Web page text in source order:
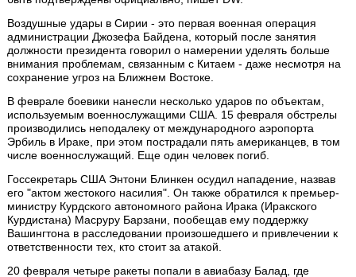
Воздушные удары в Сирии - это первая военная операция
администрации Джозефа Байдена, который после занятия
должности президента говорил о намерении уделять больше
внимания проблемам, связанным с Китаем - даже несмотря на
сохранение угроз на Ближнем Востоке.
В феврале боевики нанесли несколько ударов по объектам,
используемым военнослужащими США. 15 февраля обстрелы
производились неподалеку от международного аэропорта
Эрбиль в Ираке, при этом пострадали пять американцев, в том
числе военнослужащий. Еще один человек погиб.
Госсекретарь США Энтони Блинкен осудил нападение, назвав
его "актом жестокого насилия". Он также обратился к премьер-
министру Курдского автономного района Ирака (Иракского
Курдистана) Масруру Барзани, пообещав ему поддержку
Вашингтона в расследовании произошедшего и привлечении к
ответственности тех, кто стоит за атакой.
20 февраля четыре ракеты попали в авиабазу Балад, где